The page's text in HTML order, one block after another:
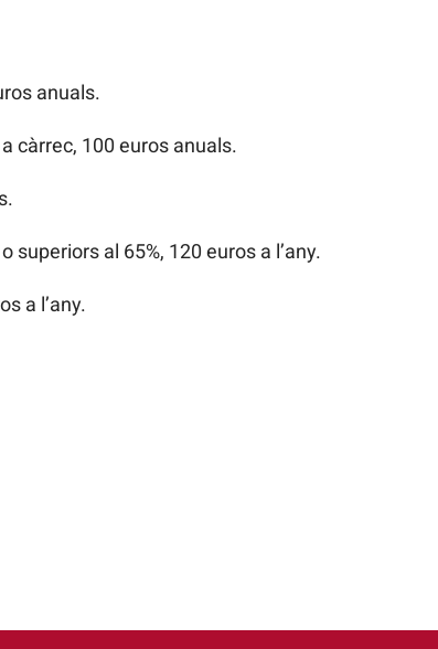
anuals.
càrrec, 100 euros anuals.
al 65%, 120 euros a l’any.
a l’any.